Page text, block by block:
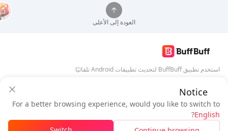
سجل دخولللحصول على50 نقطة (0.50 دولار)
Notice
For a better browsing experience, would you like to switch to
English
?
العودة إلى الأعلى
استخدم تطبيق BuffBuff لتحديث تطبيقات Android تلقائيًا
تابعنا